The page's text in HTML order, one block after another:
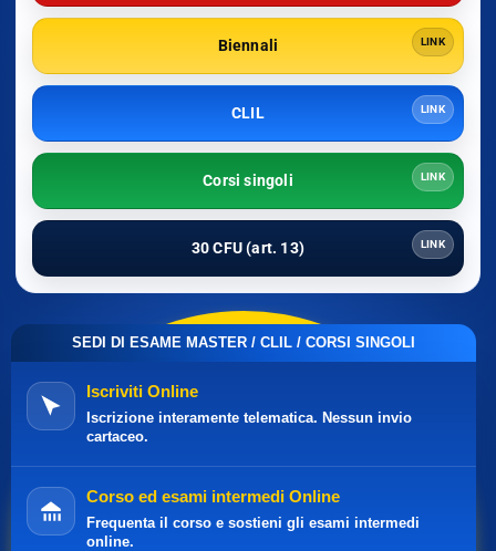
Biennali LINK
CLIL LINK
Corsi singoli LINK
30 CFU (art. 13) LINK
SEDI DI ESAME MASTER / CLIL / CORSI SINGOLI
Iscriviti Online
Iscrizione interamente telematica. Nessun invio
cartaceo.
Corso ed esami intermedi Online
Frequenta il corso e sostieni gli esami intermedi
online.